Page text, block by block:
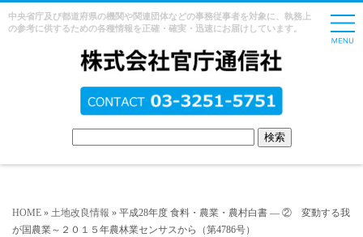
中央省庁及び都道府県の機関や関連団体などの事務従事者を対象に、執務上
の参考に供するための各種情報を正確・確実・迅速にお届けしています。
HOME » 土地改良情報 » 平成28年度 食料・農業・農村白書 ― ② 変動する我
が国農業～２０１５年農林業センサスから（第4786号）